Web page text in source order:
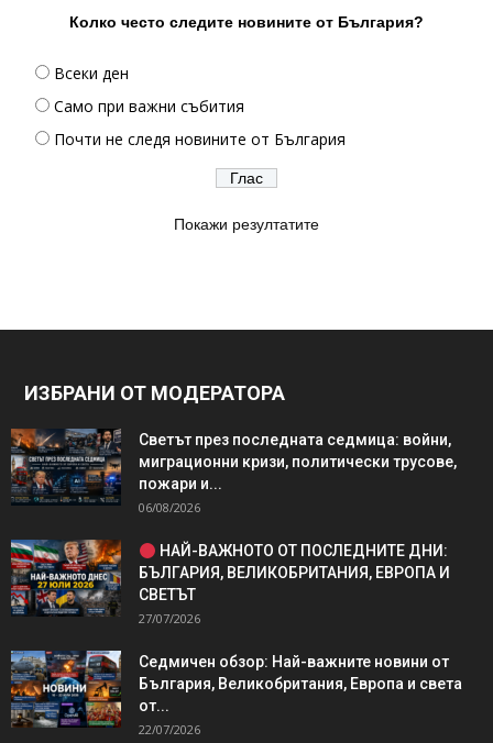
Колко често следите новините от България?
Всеки ден
Само при важни събития
Почти не следя новините от България
Покажи резултатите
ИЗБРАНИ ОТ МОДЕРАТОРА
Светът през последната седмица: войни,
миграционни кризи, политически трусове,
пожари и...
06/08/2026
НАЙ-ВАЖНОТО ОТ ПОСЛЕДНИТЕ ДНИ:
БЪЛГАРИЯ, ВЕЛИКОБРИТАНИЯ, ЕВРОПА И
СВЕТЪТ
27/07/2026
Седмичен обзор: Най-важните новини от
България, Великобритания, Европа и света
от...
22/07/2026